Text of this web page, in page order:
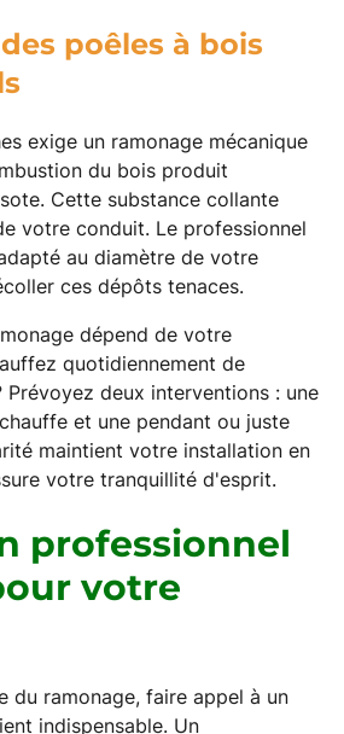
poêles à bois
exige un ramonage mécanique
du bois produit
Cette substance collante
votre conduit. Le professionnel
au diamètre de votre
ces dépôts tenaces.
dépend de votre
quotidiennement de
Prévoyez deux interventions : une
et une pendant ou juste
maintient votre installation en
votre tranquillité d'esprit.
professionnel
votre
du ramonage, faire appel à un
indispensable. Un